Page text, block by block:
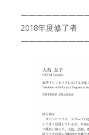
2018年度修了者